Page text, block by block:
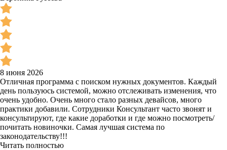
8 июня 2026
Отличная программа с поиском нужных документов. Каждый
день пользуюсь системой, можно отслеживать изменения, что
очень удобно. Очень много стало разных девайсов, много
практики добавили. Сотрудники Консультант часто звонят и
консультируют, где какие доработки и где можно посмотреть/
почитать новиночки. Самая лучшая система по
законодательству!!!
Читать полностью